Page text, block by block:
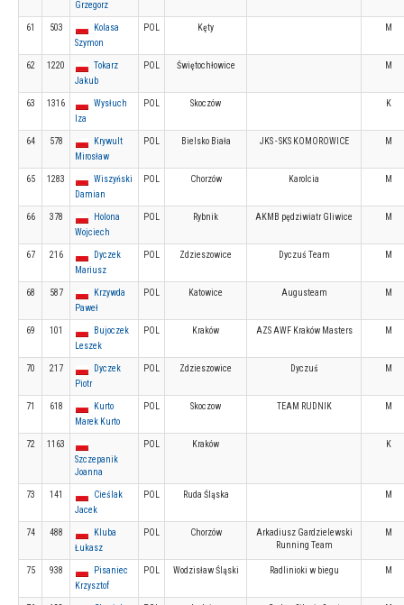
Grzegorz
61 503
Kolasa
Szymon
POL Kęty M
62 1220
Tokarz
Jakub
POL Świętochłowice M
63 1316
Wysłuch
Iza
POL Skoczów K
64 578
Krywult
Mirosław
POL Bielsko Biała JKS - SKS KOMOROWICE M
65 1283
Wiszyński
Damian
POL Chorzów Karolcia M
66 378
Holona
Wojciech
POL Rybnik AKMB pędziwiatr Gliwice M
67 216
Dyczek
Mariusz
POL Zdzieszowice Dyczuś Team M
68 587
Krzywda
Paweł
POL Katowice Augusteam M
69 101
Bujoczek
Leszek
POL Kraków AZS AWF Kraków Masters M
70 217
Dyczek
Piotr
POL Zdzieszowice Dyczuś M
71 618
Kurto
Marek Kurto
POL Skoczow TEAM RUDNIK M
72
1163
Szczepanik
Joanna
POL Kraków K
73 141
Cieślak
Jacek
POL Ruda Śląska M
74 488
Kluba
Łukasz
POL Chorzów
Arkadiusz Gardzielewski
Running Team
M
75 938
Pisaniec
Krzysztof
POL Wodzisław Śląski Radlinioki w biegu M